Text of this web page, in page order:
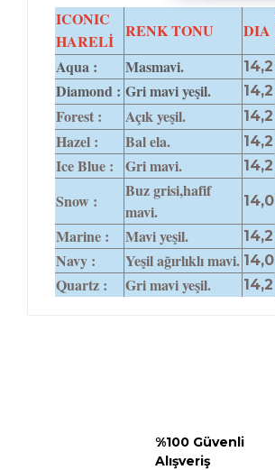
ICONIC
HARELİ
RENK TONU DIA
Aqua :
Masmavi. 14,2
Diamond : Gri mavi yeşil. 14,2
Forest : Açık yeşil. 14,2
Hazel : Bal ela. 14,2
Ice Blue : Gri mavi. 14,2
Snow :
Buz grisi,hafif
mavi.
14,0
Marine : Mavi yeşil. 14,2
Navy : Yeşil ağırlıklı mavi. 14,0
Quartz : Gri mavi yeşil. 14,2
%100 Güvenli
Alışveriş